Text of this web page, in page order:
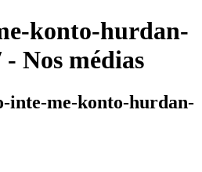
konto-hurdan-
Nos médias
inte-me-konto-hurdan-